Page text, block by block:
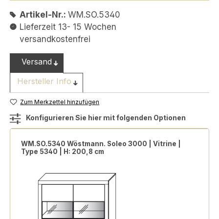
Artikel-Nr.: WM.SO.5340
Lieferzeit 13- 15 Wochen
versandkostenfrei
Versand
Hersteller Info
Zum Merkzettel hinzufügen
Konfigurieren Sie hier mit folgenden Optionen
WM.SO.5340 Wöstmann. Soleo 3000 | Vitrine |
Type 5340 | H: 200,8 cm